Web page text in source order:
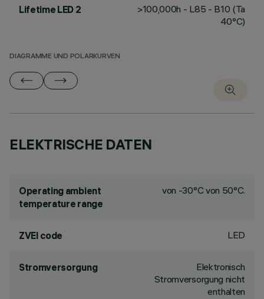
Lifetime LED 2
>100,000h - L85 - B10 (Ta
40°C)
DIAGRAMME UND POLARKURVEN
ELEKTRISCHE DATEN
Operating ambient
temperature range
von -30°C von 50°C.
ZVEI code LED
Stromversorgung
Elektronisch
Stromversorgung nicht
enthalten